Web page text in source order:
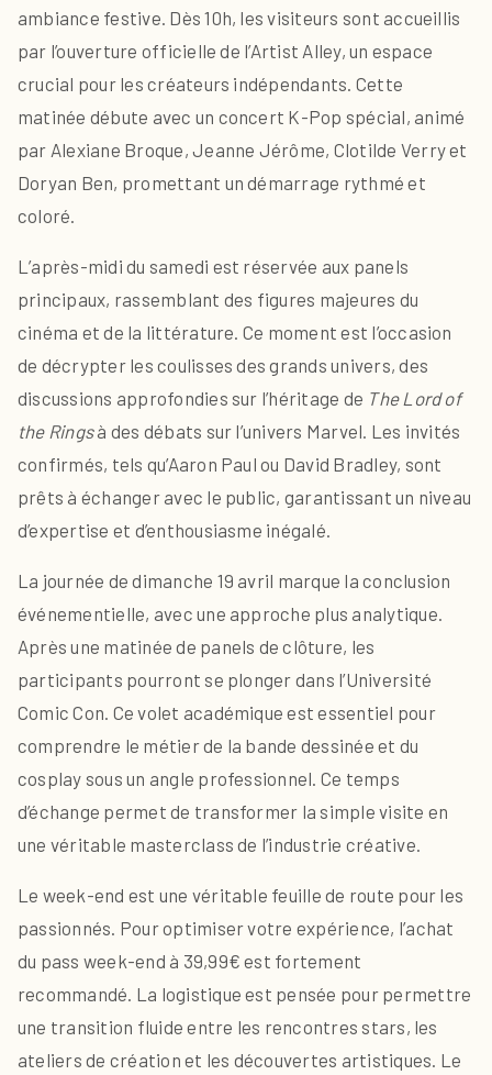
ambiance festive. Dès 10h, les visiteurs sont accueillis
par l’ouverture officielle de l’Artist Alley, un espace
crucial pour les créateurs indépendants. Cette
matinée débute avec un concert K-Pop spécial, animé
par Alexiane Broque, Jeanne Jérôme, Clotilde Verry et
Doryan Ben, promettant un démarrage rythmé et
coloré.
L’après-midi du samedi est réservée aux panels
principaux, rassemblant des figures majeures du
cinéma et de la littérature. Ce moment est l’occasion
de décrypter les coulisses des grands univers, des
discussions approfondies sur l’héritage de The Lord of
the Ringsà des débats sur l’univers Marvel. Les invités
confirmés, tels qu’Aaron Paul ou David Bradley, sont
prêts à échanger avec le public, garantissant un niveau
d’expertise et d’enthousiasme inégalé.
La journée de dimanche 19 avril marque la conclusion
événementielle, avec une approche plus analytique.
Après une matinée de panels de clôture, les
participants pourront se plonger dans l’Université
Comic Con. Ce volet académique est essentiel pour
comprendre le métier de la bande dessinée et du
cosplay sous un angle professionnel. Ce temps
d’échange permet de transformer la simple visite en
une véritable masterclass de l’industrie créative.
Le week-end est une véritable feuille de route pour les
passionnés. Pour optimiser votre expérience, l’achat
du pass week-end à 39,99€ est fortement
recommandé. La logistique est pensée pour permettre
une transition fluide entre les rencontres stars, les
ateliers de création et les découvertes artistiques. Le